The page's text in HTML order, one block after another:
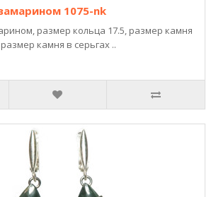
1075-nk
размер кольца 17.5, размер камня
камня в серьгах ..